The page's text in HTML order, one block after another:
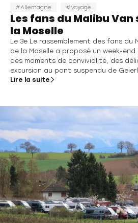
Allemagne Voyage
Les fans du Malibu Van
la Moselle
Le 3e Le rassemblement des fans du
de la Moselle a proposé un week-
des moments de convivialité, des
excursion au pont suspendu de
Lire la suite